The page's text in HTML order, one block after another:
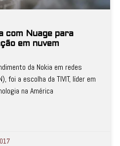
com Nuage para
em nuvem
da Nokia em redes
foi a escolha da TIVIT, líder em
na América